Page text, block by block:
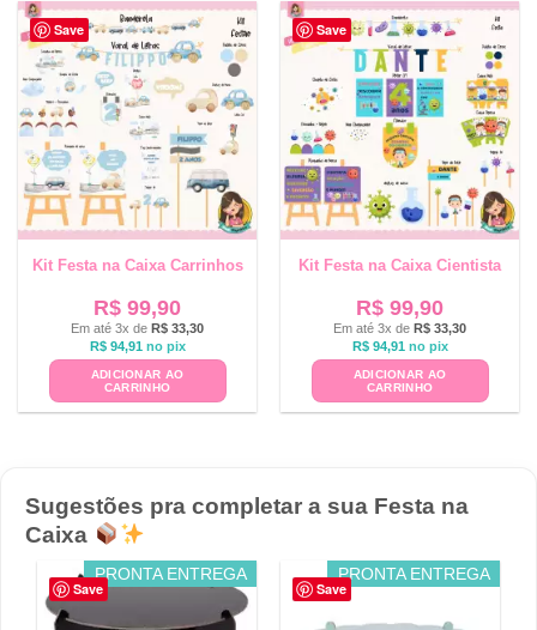
Save
Kit Festa na Caixa Carrinhos
R$ 99,90
Em até 3x de R$ 33,30
R$94,91 no pix
ADICIONAR AO
CARRINHO
Save
Kit Festa na Caixa Cientista
R$ 99,90
Em até 3x de R$ 33,30
R$94,91 no pix
ADICIONAR AO
CARRINHO
Sugestões pra completar a sua Festa na
Caixa
Save
PRONTA ENTREGA
Save
PRONTA ENTREGA